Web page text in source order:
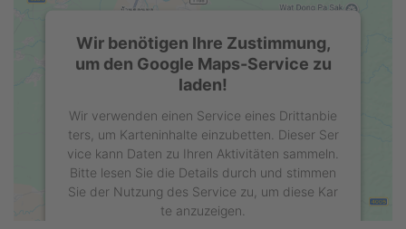
Wir benötigen Ihre Zustimmung,
um den Google Maps-Service zu
laden!
Wir verwenden einen Service eines Drittanbie
ters, um Karteninhalte einzubetten. Dieser Ser
vice kann Daten zu Ihren Aktivitäten sammeln.
Bitte lesen Sie die Details durch und stimmen
Sie der Nutzung des Service zu, um diese Kar
te anzuzeigen.